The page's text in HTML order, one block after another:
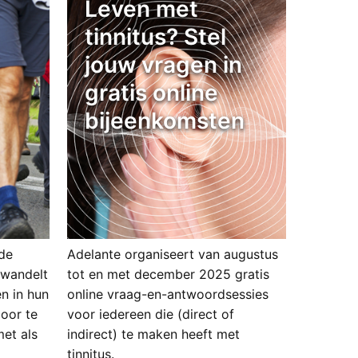
in hun
te
als
Leven met
tinnitus? Stel
jouw vragen in
gratis online
bijeenkomsten
Adelante organiseert van augustus
tot en met december 2025 gratis
online vraag-en-antwoordsessies
voor iedereen die (direct of
indirect) te maken heeft met
tinnitus.